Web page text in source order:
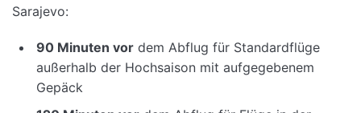
Sarajevo:
90 Minuten vor dem Abflug für Standardflüge
außerhalb der Hochsaison mit aufgegebenem
Gepäck